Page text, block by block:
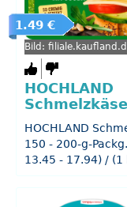
1.49 €
Bild:
HOCHLAND
Schmelzkäse
HOCHLAND
150 - 200-g-
13.45 - 17.94) / (1